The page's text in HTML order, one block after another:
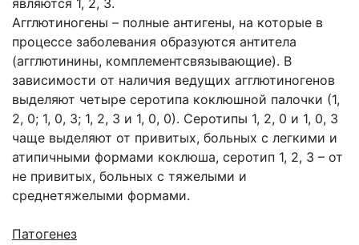
являются 1, 2, 3.
Агглютиногены – полные антигены, на которые в
процессе заболевания образуются антитела
(агглютинины, комплементсвязывающие). В
зависимости от наличия ведущих агглютиногенов
выделяют четыре серотипа коклюшной палочки (1,
2, 0; 1, 0, 3; 1, 2, 3 и 1, 0, 0). Серотипы 1, 2, 0 и 1, 0, 3
чаще выделяют от привитых, больных с легкими и
атипичными формами коклюша, серотип 1, 2, 3 – от
не привитых, больных с тяжелыми и
среднетяжелыми формами.
Патогенез